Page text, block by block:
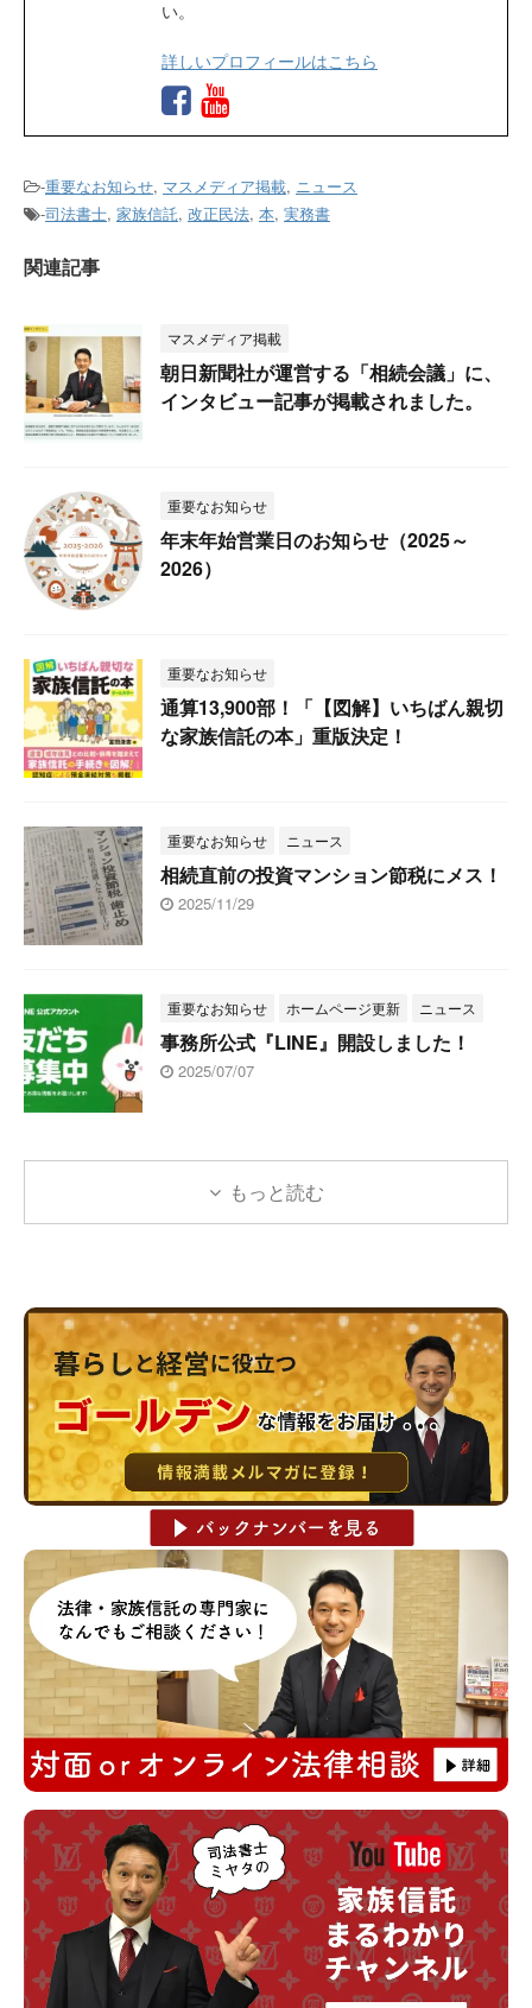
い。
詳しいプロフィールはこちら
-重要なお知らせ, マスメディア掲載, ニュース
-司法書士, 家族信託, 改正民法, 本, 実務書
関連記事
マスメディア掲載
朝日新聞社が運営する「相続会議」に、
インタビュー記事が掲載されました。
重要なお知らせ
年末年始営業日のお知らせ（2025～
2026）
重要なお知らせ
通算13,900部！「【図解】いちばん親切
な家族信託の本」重版決定！
重要なお知らせ ニュース
相続直前の投資マンション節税にメス！
2025/11/29
重要なお知らせ ホームページ更新 ニュース
事務所公式『LINE』開設しました！
2025/07/07
もっと読む